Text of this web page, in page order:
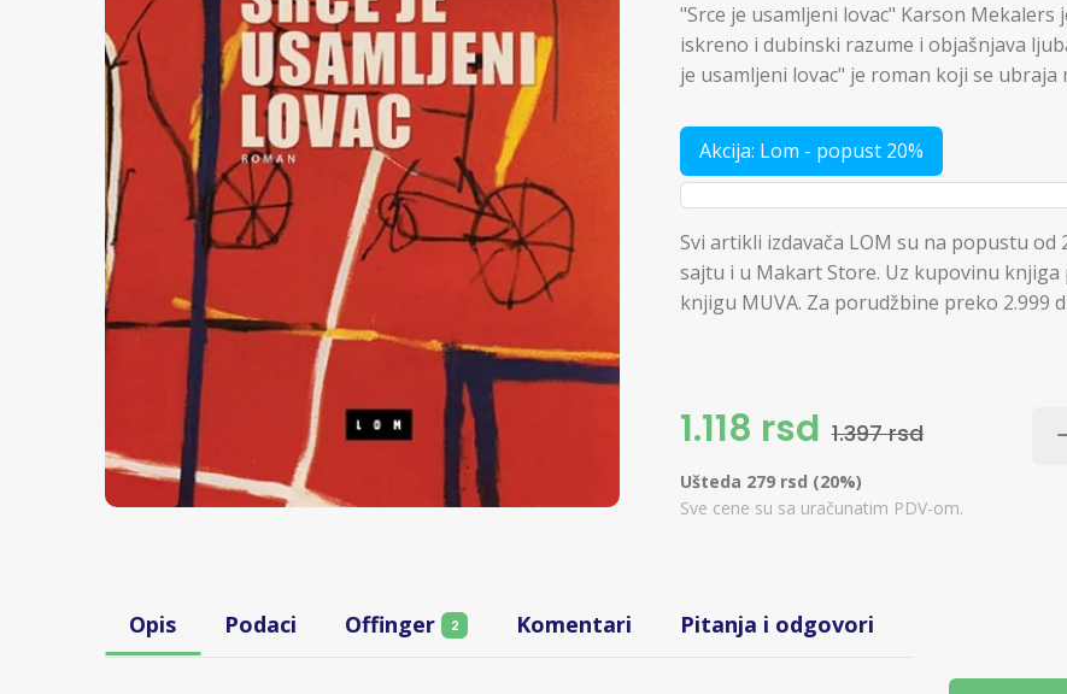
"Srce je usamljeni lovac" Karson
iskreno i dubinski razume i objašnjava
je usamljeni lovac" je roman koji se
Akcija: Lom - popust 20%
Svi artikli izdavača LOM su na popustu od
sajtu i u Makart Store. Uz kupovinu knjiga
knjigu MUVA. Za porudžbine preko 2.999
1.118 rsd 1.397 rsd
Ušteda 279 rsd (20%)
Sve cene su sa uračunatim PDV-om.
Opis Podaci Offinger 2 Komentari Pitanja i odgovori